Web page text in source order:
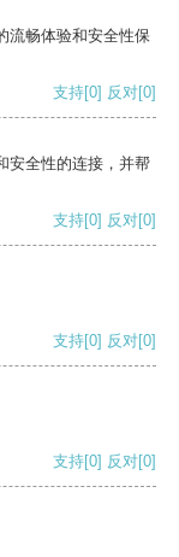
流畅体验和安全性保
支持[0] 反对[0]
安全性的连接，并帮
支持[0] 反对[0]
支持[0] 反对[0]
支持[0] 反对[0]